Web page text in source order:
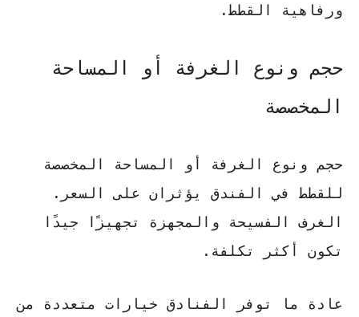
ورفاهية القطط.
حجم ونوع الغرفة أو المساحة
المخصصة
حجم ونوع الغرفة أو المساحة المخصصة
للقطط في الفندق يؤثران على السعر.
الغرف الفسيحة والمجهزة تجهيزًا جيدًا
تكون أكثر تكلفة.
عادة ما توفر الفنادق خيارات متعددة من